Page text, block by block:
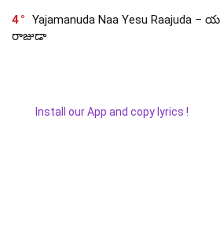
4
Yajamanuda Naa Yesu
రాజుడా
Install our App and copy lyrics !